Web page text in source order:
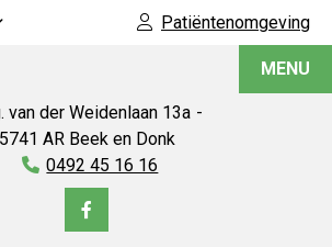
Patiëntenomgeving
van der Weidenlaan 13a
5741 AR Beek en Donk
Tel:
0492 45 16 16
Bezoek
MENU